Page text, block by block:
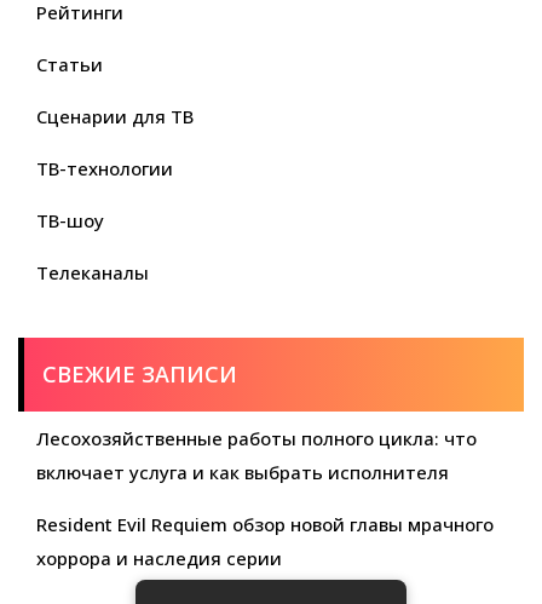
Рейтинги
Статьи
Сценарии для ТВ
ТВ-технологии
ТВ-шоу
Телеканалы
СВЕЖИЕ ЗАПИСИ
Лесохозяйственные работы полного цикла: что
включает услуга и как выбрать исполнителя
Resident Evil Requiem обзор новой главы мрачного
хоррора и наследия серии